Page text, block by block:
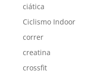
ciática
Ciclismo Indoor
correr
creatina
crossfit